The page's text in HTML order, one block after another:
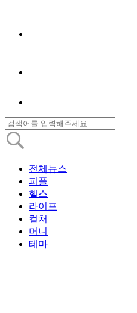
전체뉴스
피플
헬스
라이프
컬처
머니
테마